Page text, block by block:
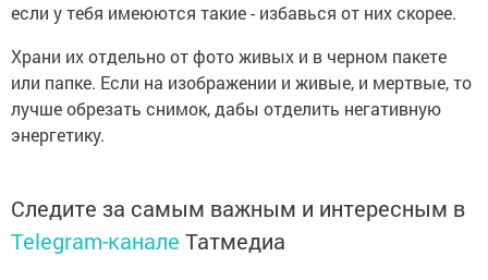
если у тебя имеюются такие - избавься от них скорее.
Храни их отдельно от фото живых и в черном пакете
или папке. Если на изображении и живые, и мертвые, то
лучше обрезать снимок, дабы отделить негативную
энергетику.
Следите за самым важным и интересным в
Telegram-канале Татмедиа